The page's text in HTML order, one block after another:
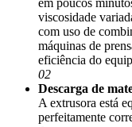
em poucos
viscosidade
com uso de
máquinas de
eficiência do
02
Descarga de
A extrusora está
perfeitamente